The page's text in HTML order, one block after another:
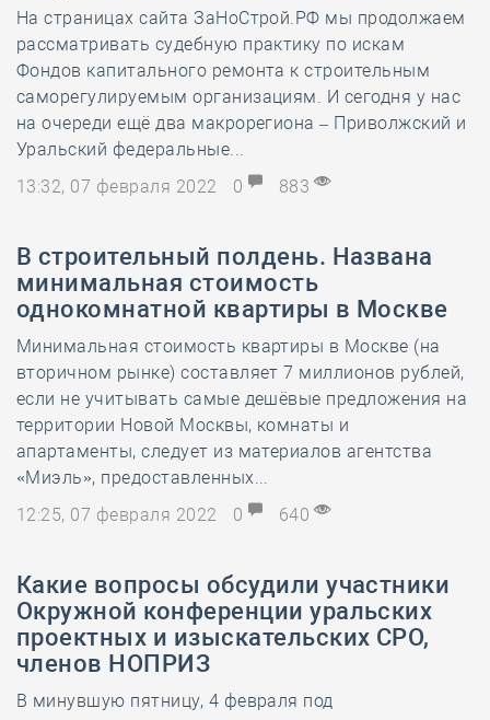
На страницах сайта ЗаНоСтрой.РФ мы продолжаем
рассматривать судебную практику по искам
Фондов капитального ремонта к строительным
саморегулируемым организациям. И сегодня у нас
на очереди ещё два макрорегиона – Приволжский и
Уральский федеральные...
13:32, 07 февраля 2022
0 883
В строительный полдень. Названа
минимальная стоимость
однокомнатной квартиры в Москве
Минимальная стоимость квартиры в Москве (на
вторичном рынке) составляет 7 миллионов рублей,
если не учитывать самые дешёвые предложения на
территории Новой Москвы, комнаты и
апартаменты, следует из материалов агентства
«Миэль», предоставленных...
12:25, 07 февраля 2022
0 640
Какие вопросы обсудили участники
Окружной конференции уральских
проектных и изыскательских СРО,
членов НОПРИЗ
​В минувшую пятницу, 4 февраля под